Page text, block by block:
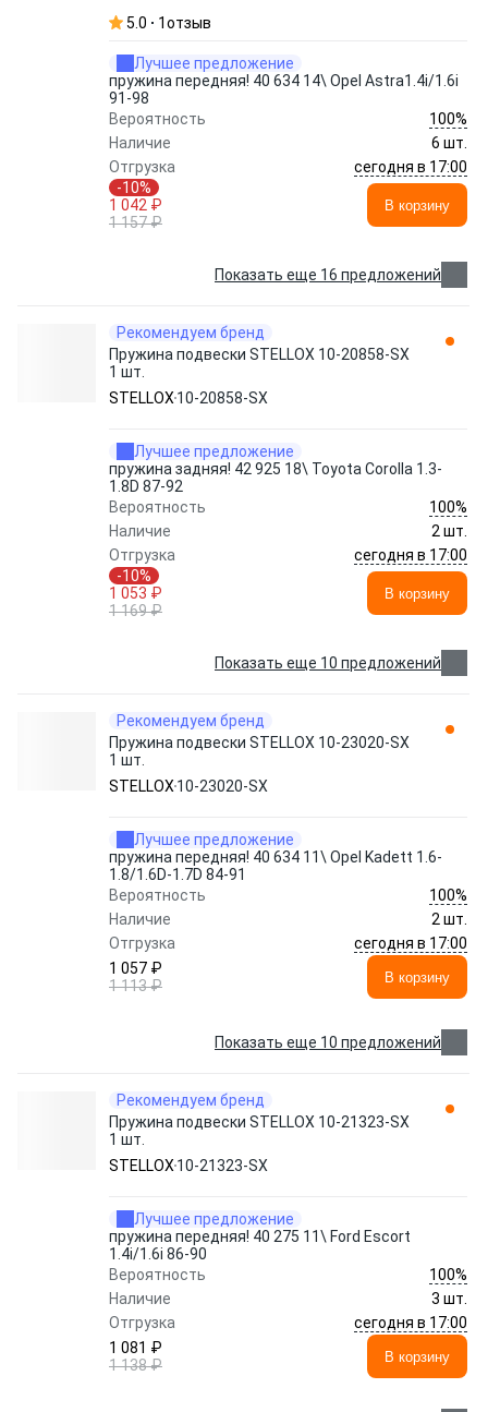
5.0 1отзыв
Лучшее предложение
пружина передняя! 40 634 14\ Opel Astra1.4i/1.6i
91-98
Вероятность
100%
Наличие
6 шт.
Отгрузка
сегодня в 17:00
-10%
1 042 ₽
1 157 ₽
В корзину
Показать еще 16 предложений
Рекомендуем бренд
Пружина подвески STELLOX 10-20858-SX
1 шт.
STELLOX 10-20858-SX
Лучшее предложение
пружина задняя! 42 925 18\ Toyota Corolla 1.3-
1.8D 87-92
Вероятность
100%
Наличие
2 шт.
Отгрузка
сегодня в 17:00
-10%
1 053 ₽
1 169 ₽
В корзину
Показать еще 10 предложений
Рекомендуем бренд
Пружина подвески STELLOX 10-23020-SX
1 шт.
STELLOX 10-23020-SX
Лучшее предложение
пружина передняя! 40 634 11\ Opel Kadett 1.6-
1.8/1.6D-1.7D 84-91
Вероятность
100%
Наличие
2 шт.
Отгрузка
сегодня в 17:00
1 057 ₽
1 113 ₽
В корзину
Показать еще 10 предложений
Рекомендуем бренд
Пружина подвески STELLOX 10-21323-SX
1 шт.
STELLOX 10-21323-SX
Лучшее предложение
пружина передняя! 40 275 11\ Ford Escort
1.4i/1.6i 86-90
Вероятность
100%
Наличие
3 шт.
Отгрузка
сегодня в 17:00
1 081 ₽
1 138 ₽
В корзину